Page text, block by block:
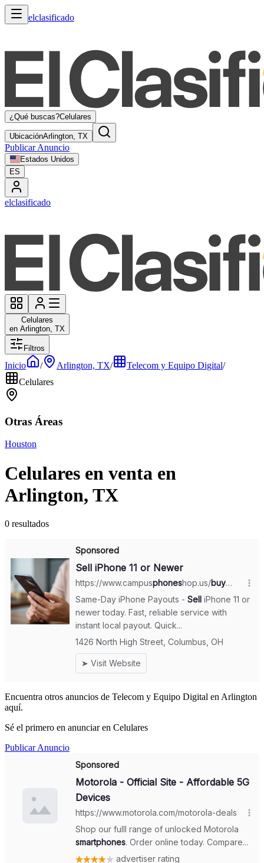
elclasificado
¿Qué buscas?Celulares
UbicaciónArlington, TX
Publicar Anuncio
Estados Unidos
ES
elclasificado
Celulares
en Arlington, TX
Filtros
Inicio / Arlington, TX/ Telecom y Equipo Digital/
Celulares
Otras Áreas
Houston
Celulares en venta en
Arlington, TX
0 resultados
Encuentra otros anuncios de Telecom y Equipo Digital en Arlington
aquí.
Sé el primero en anunciar en Celulares
Publicar Anuncio